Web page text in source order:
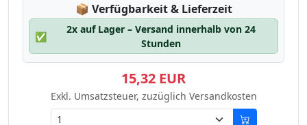
📦 Lagerstatus:
Verfügbarkeit & Lieferzeit
✅
2x auf Lager – Versand innerhalb von 24
Stunden
15,32 EUR
Exkl. Umsatzsteuer, zuzüglich Versandkosten